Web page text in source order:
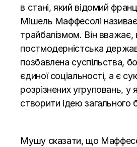
в стані, який відомий
Мішель Маффесолі
трайбалізмом. Він
постмодерністська
позбавлена суспільства,
єдиної соціальності, а є
розрізнених угруповань,
створити ідею загального
Мушу сказати, що